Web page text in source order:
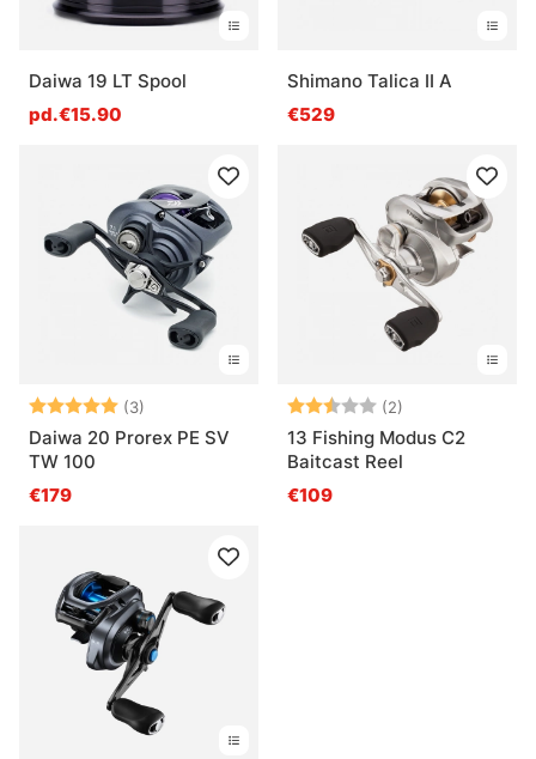
Daiwa 19 LT Spool
pd.€15.90
Shimano Talica II A
€529
Note: (3)
Daiwa 20 Prorex PE SV
TW 100
€179
Note: (2)
13 Fishing Modus C2
Baitcast Reel
€109